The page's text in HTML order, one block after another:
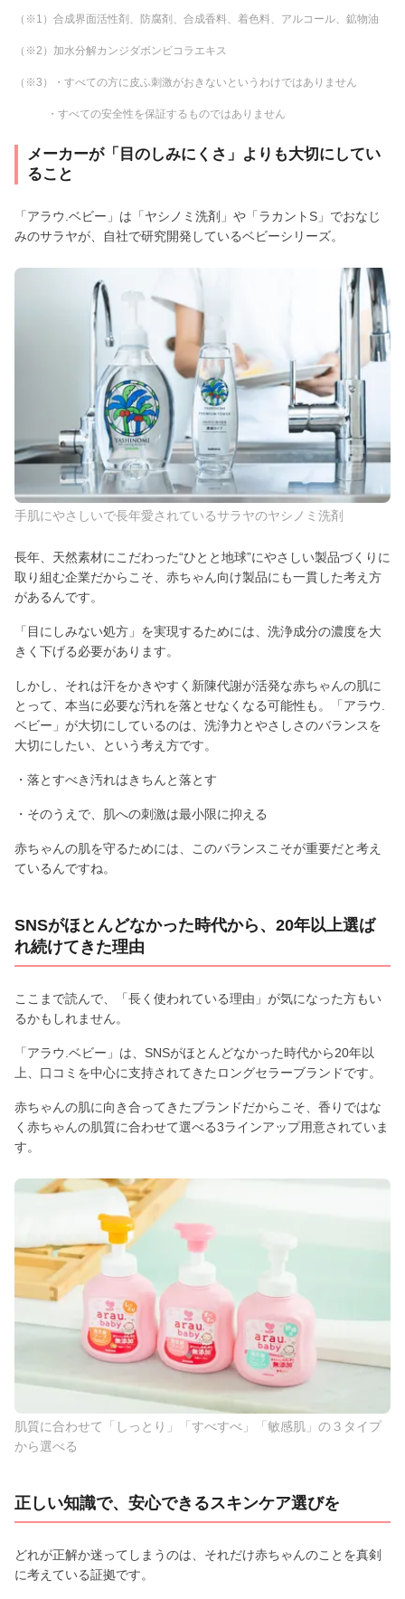
（※1）合成界面活性剤、防腐剤、合成香料、着色料、アルコール、鉱物油
（※2）加水分解カンジダボンビコラエキス
（※3）・すべての方に皮ふ刺激がおきないというわけではありません
・すべての安全性を保証するものではありません
メーカーが「目のしみにくさ」よりも大切にしてい
ること
「アラウ.ベビー」は「ヤシノミ洗剤」や「ラカントS」でおなじ
みのサラヤが、自社で研究開発しているベビーシリーズ。
手肌にやさしいで長年愛されているサラヤのヤシノミ洗剤
長年、天然素材にこだわった“ひとと地球”にやさしい製品づくりに
取り組む企業だからこそ、赤ちゃん向け製品にも一貫した考え方
があるんです。
「目にしみない処方」を実現するためには、洗浄成分の濃度を大
きく下げる必要があります。
しかし、それは汗をかきやすく新陳代謝が活発な赤ちゃんの肌に
とって、本当に必要な汚れを落とせなくなる可能性も。「アラウ.
ベビー」が大切にしているのは、洗浄力とやさしさのバランスを
大切にしたい、という考え方です。
・落とすべき汚れはきちんと落とす
・そのうえで、肌への刺激は最小限に抑える
赤ちゃんの肌を守るためには、このバランスこそが重要だと考え
ているんですね。
SNSがほとんどなかった時代から、20年以上選ば
れ続けてきた理由
ここまで読んで、「長く使われている理由」が気になった方もい
るかもしれません。
「アラウ.ベビー」は、SNSがほとんどなかった時代から20年以
上、口コミを中心に支持されてきたロングセラーブランドです。
赤ちゃんの肌に向き合ってきたブランドだからこそ、香りではな
く赤ちゃんの肌質に合わせて選べる3ラインアップ用意されていま
す。
肌質に合わせて「しっとり」「すべすべ」「敏感肌」の３タイプ
から選べる
正しい知識で、安心できるスキンケア選びを
どれが正解か迷ってしまうのは、それだけ赤ちゃんのことを真剣
に考えている証拠です。